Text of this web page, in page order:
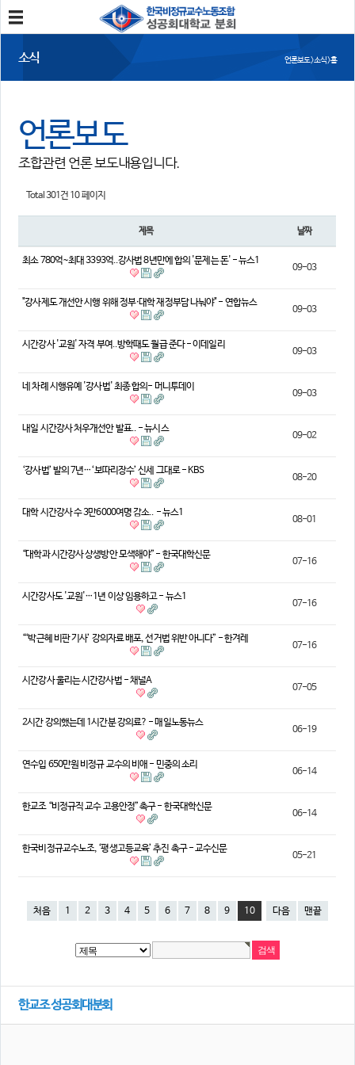
분회소개
소식
공지사항
자유게시판 건의사항
소식 언론보도 > 소식 > 홈
언론보도
조합관련 언론 보도내용입니다.
Total 301건 10 페이지
제목 날짜
최소 780억~최대 3393억..강사법 8년만에 합의 '문제는 돈' - 뉴스1
09-03
"강사제도 개선안 시행 위해 정부·대학 재정부담 나눠야" - 연합뉴스
09-03
시간강사 '교원' 자격 부여..방학때도 월급 준다 - 이데일리
09-03
네 차례 시행유예 '강사법' 최종 합의- 머니투데이
09-03
내일 시간강사 처우개선안 발표.. - 뉴시스
09-02
‘강사법’ 발의 7년…‘보따리장수’ 신세 그대로 - KBS
08-20
대학 시간강사 수 3만6000여명 감소.. - 뉴스1
08-01
“대학과 시간강사 상생방안 모색해야” - 한국대학신문
07-16
시간강사도 '교원'…1년 이상 임용하고 - 뉴스1
07-16
“‘박근혜 비판 기사’ 강의자료 배포, 선거법 위반 아니다” - 한겨레
07-16
시간강사 울리는 시간강사법 - 채널A
07-05
2시간 강의했는데 1시간분 강의료? - 매일노동뉴스
06-19
연수입 650만원 비정규 교수의 비애 - 민중의 소리
06-14
한교조 “비정규직 교수 고용안정” 촉구 - 한국대학신문
06-14
한국비정규교수노조, ‘평생고등교육’ 추진 촉구 - 교수신문
05-21
처음 1 2 3 4 5 6 7 8 9 10 다음 맨끝
한교조 성공회대분회